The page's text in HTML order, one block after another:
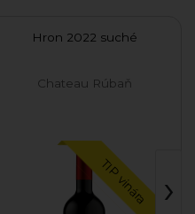
Hron 2022 suché
Chateau Rúbaň
TIP vinára ›